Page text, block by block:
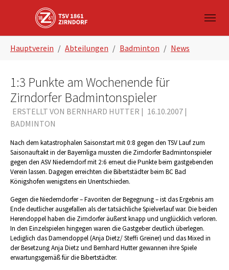
Skip to main navigation
Zum Hauptinhalt springen
Skip to page footer
Hauptverein Abteilungen Badminton News
1:3 Punkte am Wochenende für
Zirndorfer Badmintonspieler
ERSTELLT VON BERNHARD HUTTER | 16.10.2007 |
BADMINTON
Nach dem katastrophalen Saisonstart mit 0:8 gegen den TSV Lauf zum
Saisonauftakt in der Bayernliga mussten die Zirndorfer Badmintonspieler
gegen den ASV Niederndorf mit 2:6 erneut die Punkte beim gastgebenden
Verein lassen. Dagegen erreichten die Bibertstädter beim BC Bad
Königshofen wenigstens ein Unentschieden.
Gegen die Niederndorfer – Favoriten der Begegnung – ist das Ergebnis am
Ende deutlicher ausgefallen als der tatsächliche Spielverlauf war. Die beiden
Herendoppel haben die Zirndorfer äußerst knapp und unglücklich verloren.
In den Einzelspielen hingegen waren die Gastgeber deutlich überlegen.
Lediglich das Damendoppel (Anja Dietz/ Steffi Greiner) und das Mixed in
der Besetzung Anja Dietz und Bernhard Hutter gewannen ihre Spiele
erwartungsgemäß für die Bibertstädter.